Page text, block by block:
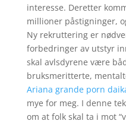
interesse. Deretter
millioner påstigninger,
Ny rekruttering er
forbedringer av utstyr
skal avlsdyrene være
bruksmeritterte,
Ariana grande porn
mye for meg. I denne
om at folk skal ta i mot